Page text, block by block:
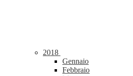
2018
Gennaio
Febbraio